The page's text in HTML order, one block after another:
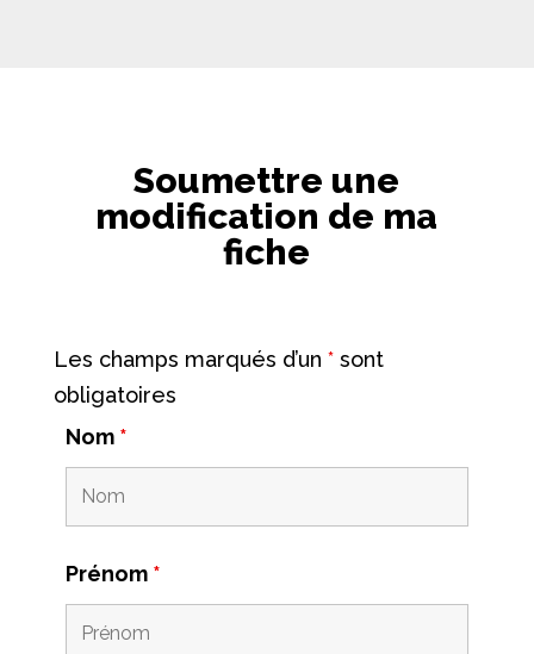
Soumettre une
modification de ma
fiche
Les champs marqués d’un *sont
obligatoires
Nom *
Prénom *